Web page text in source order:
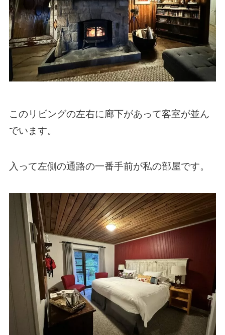
このリビングの左右に廊下があって客室が並ん
でいます。
入って左側の通路の一番手前が私の部屋です。